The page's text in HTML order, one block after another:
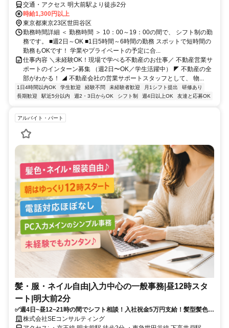
交通・アクセス 明大前駅より徒歩2分
時給1,300円以上
東京都東京23区世田谷区
勤務時間詳細 ＜ 勤務時間 ＞ 10：00～19：00の間で、 シフト制の勤
務です。 ■週2日～OK ■1日5時間～6時間の勤務 スポットで短時間の
勤務もOKです！ 学業やプライベートの予定に合...
仕事内容 ＼未経験OK！現場で学べる不動産のお仕事／ 不動産営業サ
ポートのインターン募集 （週2日〜OK／学生活躍中） ◤ 不動産の全
部がわかる！ ◢ 不動産会社の営業サポートスタッフとして、 物...
1日4時間以内OK 学生歓迎 経験不問 未経験者歓迎 月1シフト提出
研修あり
長期歓迎
駅近5分以内 週2・3日からOK シフト制 週4日以上OK 友達と応募OK
アルバイト・パート
髪・服・ネイル自由|入力中心の一般事務|昼12時スタ
ート|明大前2分
✅️週4日~昼12~21時の間でシフト相談！入社祝金5万円支給！髪型髪色服
装ネイルピアス全て自由！
株式会社SEコンサルティング